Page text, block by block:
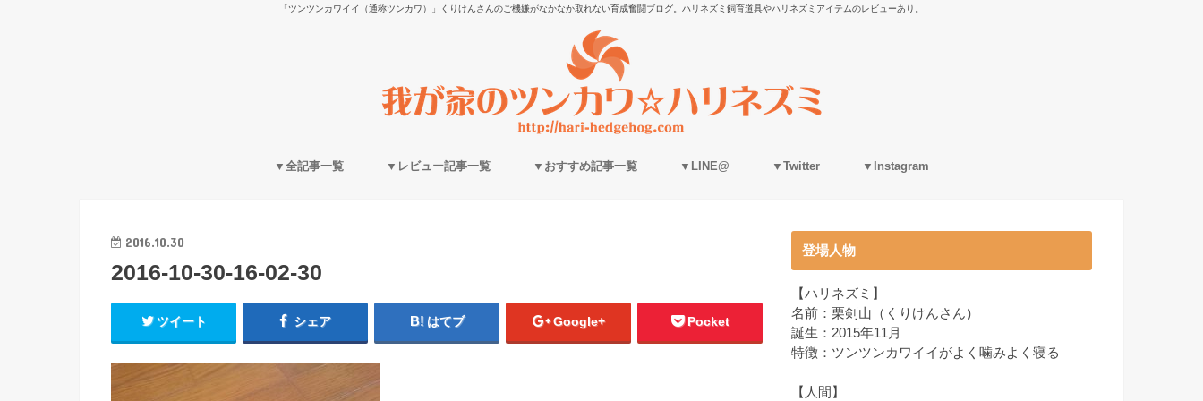
「ツンツンカワイイ（通称ツンカワ）」くりけんさんのご機嫌がなかなか取れない育成奮闘ブログ。ハリネズミ飼育道具やハリネズミアイテムのレビューあり。
▼全記事一覧 ▼レビュー記事一覧 ▼おすすめ記事一覧 ▼LINE@ ▼Twitter ▼Instagram
2016.10.30
2016-10-30-16-02-30
ツイート シェア はてブ Google+ Pocket
登場人物
【ハリネズミ】
名前：栗剣山（くりけんさん）
誕生：2015年11月
特徴：ツンツンカワイイがよく噛みよく寝る
【人間】